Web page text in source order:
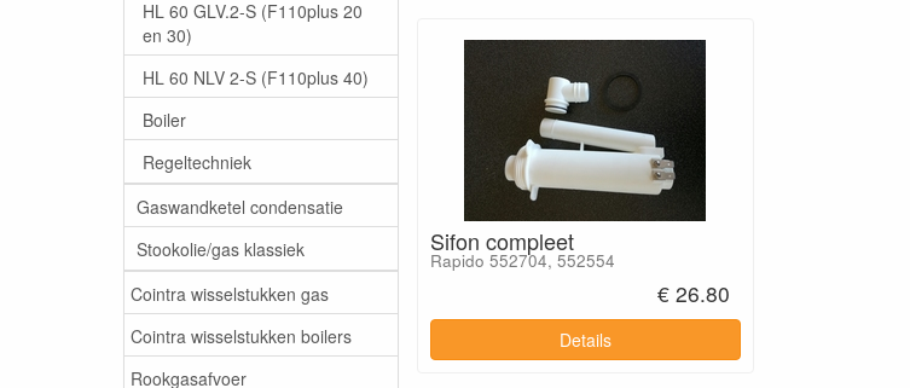
HL 60 GLV.2-S (F110plus 20
en 30)
HL 60 NLV 2-S (F110plus 40)
Boiler
Regeltechniek
Gaswandketel condensatie
Stookolie/gas klassiek
Cointra wisselstukken gas
Cointra wisselstukken boilers
Rookgasafvoer
Sifon compleet
Rapido 552704, 552554
€ 26.80
Details